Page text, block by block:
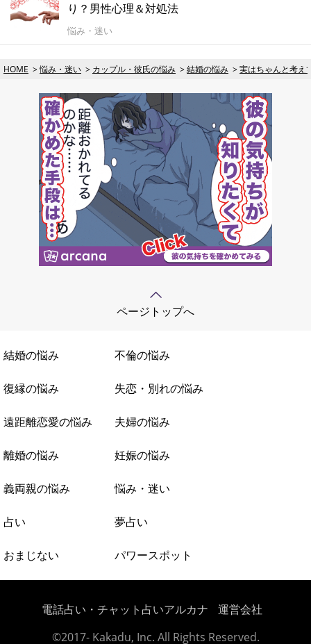
り？男性心理＆対処法
悩み・迷い
HOME 悩み・迷い カップル・彼氏の悩み 結婚の悩み 実はちゃんと考え
ページトップへ
結婚の悩み 不倫の悩み
復縁の悩み 失恋・別れの悩み
遠距離恋愛の悩み 夫婦の悩み
離婚の悩み 妊娠の悩み
義両親の悩み 悩み・迷い
占い 夢占い
おまじない パワースポット
電話占い・チャット占いアルカナ
運営会社
©2017- Kakadu, Inc. All Rights Reserved.